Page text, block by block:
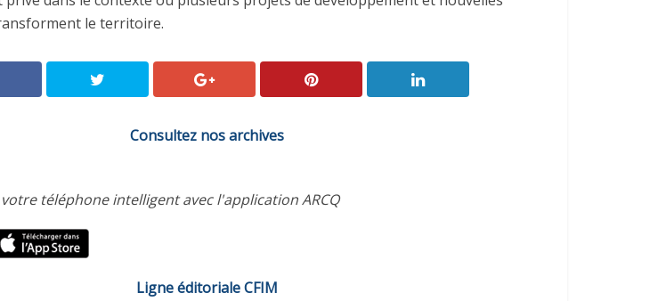
diminuer
le territoire.
Consultez nos archives
votre téléphone intelligent avec l'application ARCQ
Ligne éditoriale CFIM